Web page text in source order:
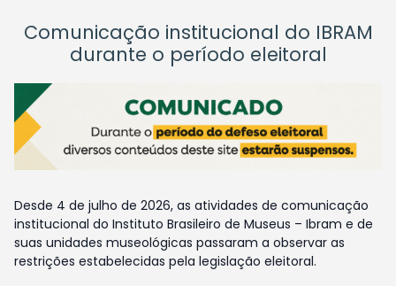
Comunicação institucional do IBRAM
durante o período eleitoral
Desde 4 de julho de 2026, as atividades de comunicação
institucional do Instituto Brasileiro de Museus – Ibram e de
suas unidades museológicas passaram a observar as
restrições estabelecidas pela legislação eleitoral.